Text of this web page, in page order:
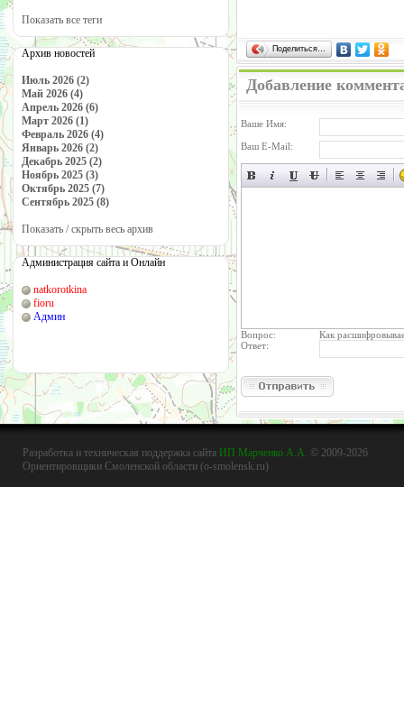
Показать все теги
Архив новостей
Июль 2026 (2)
Май 2026 (4)
Апрель 2026 (6)
Март 2026 (1)
Февраль 2026 (4)
Январь 2026 (2)
Декабрь 2025 (2)
Ноябрь 2025 (3)
Октябрь 2025 (7)
Сентябрь 2025 (8)
Показать / скрыть весь архив
Администрация сайта и Онлайн
natkorotkina
fioru
Админ
Поделиться…
Добавление
Ваше Имя:
Ваш E-Mail:
Вопрос:
Как
Ответ:
Разработка и техническая поддержка сайта ИП Марченко А.А. © 2009-2026
Ориентировщики Смоленской области (o-smolensk.ru)